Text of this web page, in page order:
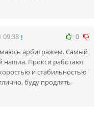
0
09:38
арбитражем. Самый
нашла. Прокси работают
и стабильностью
буду продлять